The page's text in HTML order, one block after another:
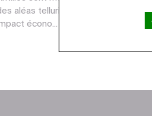
aléas telluriques à fort
écono...